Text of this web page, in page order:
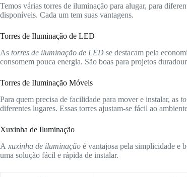
Temos várias torres de iluminação para alugar, para
disponíveis. Cada um tem suas vantagens.
Torres de Iluminação de LED
As torres de iluminação de LED se destacam pela
consomem pouca energia. São boas para projetos
Torres de Iluminação Móveis
Para quem precisa de facilidade para mover e instalar, as
diferentes lugares. Essas torres ajustam-se fácil ao
Xuxinha de Iluminação
A xuxinha de iluminação é vantajosa pela simplicidade e
uma solução fácil e rápida de instalar.